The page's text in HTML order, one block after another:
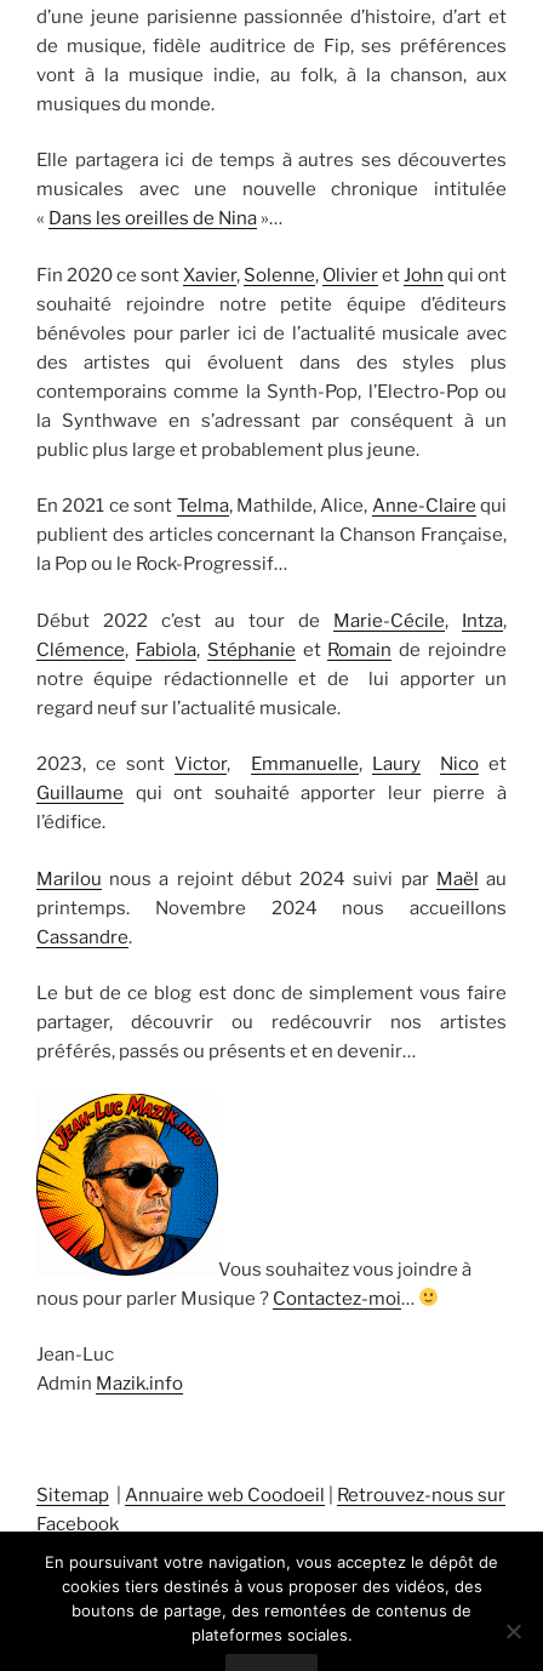
d’une jeune parisienne passionnée d’histoire, d’art et
de musique, fidèle auditrice de Fip, ses préférences
vont à la musique indie, au folk, à la chanson, aux
musiques du monde.
Elle partagera ici de temps à autres ses découvertes
musicales avec une nouvelle chronique intitulée
« Dans les oreilles de Nina »…
Fin 2020 ce sontXavier, Solenne, OlivieretJohn qui ont
souhaité rejoindre notre petite équipe d’éditeurs
bénévoles pour parler ici de l’actualité musicale avec
des artistes qui évoluent dans des styles plus
contemporains comme la Synth-Pop, l’Electro-Pop ou
la Synthwave en s’adressant par conséquent à un
public plus large et probablement plus jeune.
En 2021 ce sont Telma, Mathilde, Alice, Anne-Claire qui
publient des articles concernant la Chanson Française,
la Pop ou le Rock-Progressif…
Début 2022 c’est au tour de Marie-Cécile, Intza,
Clémence, Fabiola, Stéphanie et Romain de rejoindre
notre équipe rédactionnelle et de lui apporter un
regard neuf sur l’actualité musicale.
2023, ce sontVictor, Emmanuelle, Laury Nicoet
Guillaume qui ont souhaité apporter leur pierre à
l’édifice.
Marilou nous a rejoint début 2024 suivi par Maël au
printemps. Novembre 2024 nous accueillons
Cassandre.
Le but de ce blog est donc de simplement vous faire
partager, découvrir ou redécouvrir nos artistes
préférés, passés ou présents et en devenir…
Vous souhaitez vous joindre à
nous pour parler Musique ? Contactez-moi…
Jean-Luc
Admin Mazik.info
Sitemap Annuaire web Coodoeil
Retrouvez-nous sur
Facebook
En poursuivant votre navigation, vous acceptez le dépôt de
cookies tiers destinés à vous proposer des vidéos, des
boutons de partage, des remontées de contenus de
plateformes sociales.